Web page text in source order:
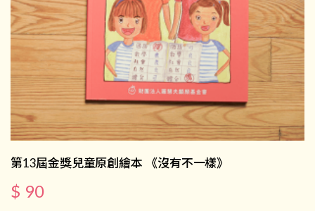
第13屆金獎兒童原創繪本 《沒有不一樣》
$ 90